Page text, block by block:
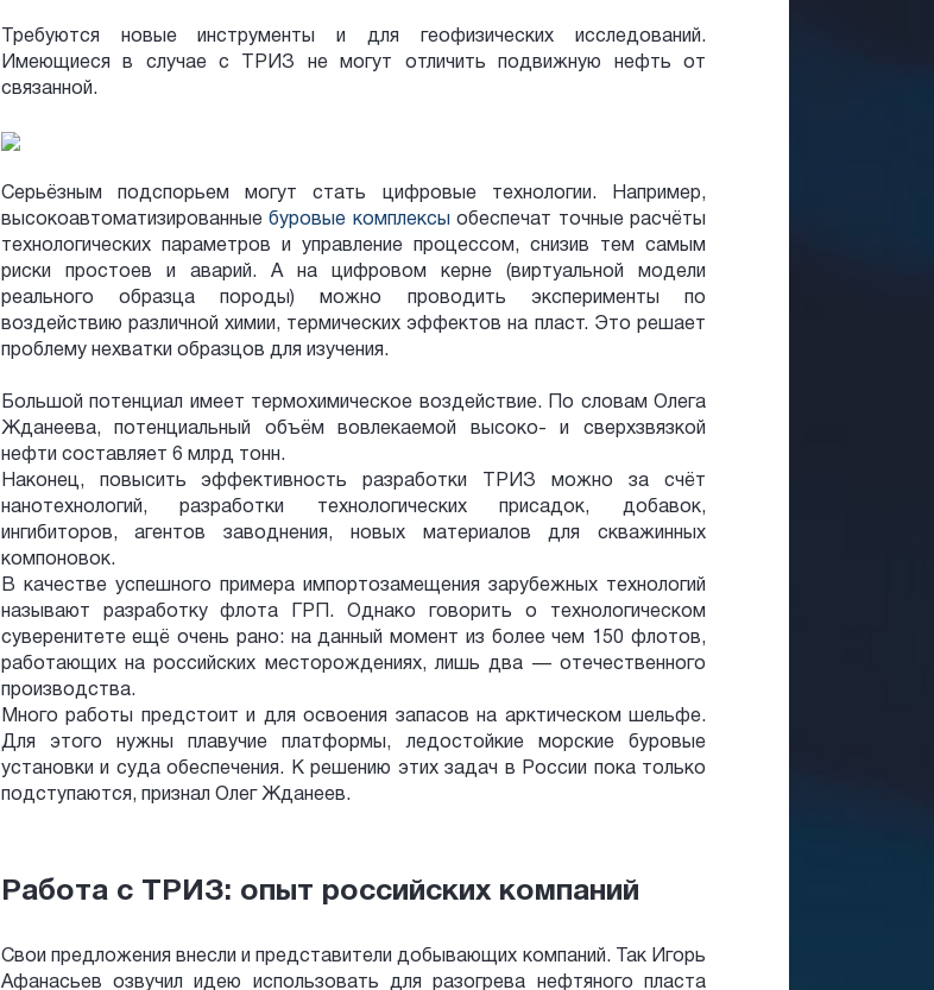
Требуются новые инструменты и для геофизических исследований.
Имеющиеся в случае с ТРИЗ не могут отличить подвижную нефть от
связанной.
Серьёзным подспорьем могут стать цифровые технологии. Например,
высокоавтоматизированныебуровые комплексы
обеспечат точные расчёты
технологических параметров и управление процессом, снизив тем самым
риски простоев и аварий. А на цифровом керне (виртуальной модели
реального образца породы) можно проводить эксперименты по
воздействию различной химии, термических эффектов на пласт. Это решает
проблему нехватки образцов для изучения.
Большой потенциал имеет термохимическое воздействие. По словам Олега
Жданеева, потенциальный объём вовлекаемой высоко- и сверхзвязкой
нефти составляет 6 млрд тонн.
Наконец, повысить эффективность разработки ТРИЗ можно за счёт
нанотехнологий, разработки технологических присадок, добавок,
ингибиторов, агентов заводнения, новых материалов для скважинных
компоновок.
В качестве успешного примера импортозамещения зарубежных технологий
называют разработку флота ГРП. Однако говорить о технологическом
суверенитете ещё очень рано: на данный момент из более чем 150 флотов,
работающих на российских месторождениях, лишь два — отечественного
производства.
Много работы предстоит и для освоения запасов на арктическом шельфе.
Для этого нужны плавучие платформы, ледостойкие морские буровые
установки и суда обеспечения. К решению этих задач в России пока только
подступаются, признал Олег Жданеев.
Работа с ТРИЗ: опыт российских компаний
Свои предложения внесли и представители добывающих компаний. Так Игорь
Афанасьев озвучил идею использовать для разогрева нефтяного пласта